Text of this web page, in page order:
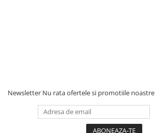
Anemometre
Clampmetre
Newsletter Nu rata ofertele si promotiile noastre